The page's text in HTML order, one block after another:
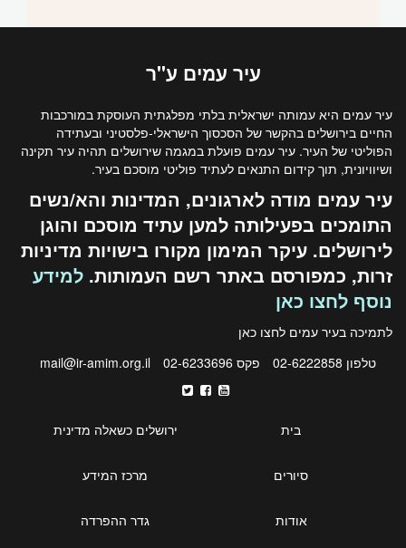
עיר עמים ע"ר
עיר עמים היא עמותה ישראלית בלתי מפלגתית העוסקת במורכבות
החיים בירושלים בהקשר של הסכסוך הישראלי-פלסטיני ובעתידה
הפוליטי של העיר. עיר עמים פועלת במגמה שירושלים תהיה עיר תקינה
ושיוויונית, תוך קידום התנאים לעתיד פוליטי מוסכם בעיר.
עיר עמים מודה לארגונים, המדינות והא/נשים
התומכים בפעילותה למען עתיד מוסכם והוגן
לירושלים. עיקר המימון מקורו בישויות מדיניות
זרות, כמפורסם באתר רשם העמותות. למידע
נוסף לחצו כאן
לתמיכה בעיר עמים לחצו כאן
טלפון 02-6222858
פקס 02-6233696 mail@ir-amim.org.il
בית ירושלים כשאלה מדינית
סיורים מרכז המידע
אודות גדר ההפרדה